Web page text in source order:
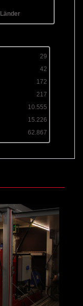
Länder
29
42
172
217
10.555
15.226
62.867